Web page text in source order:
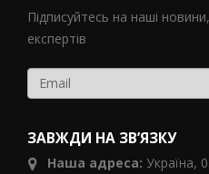
Підписуйтесь на наші
експертів
ЗАВЖДИ НА ЗВ’ЯЗКУ
Наша адреса: Україна,